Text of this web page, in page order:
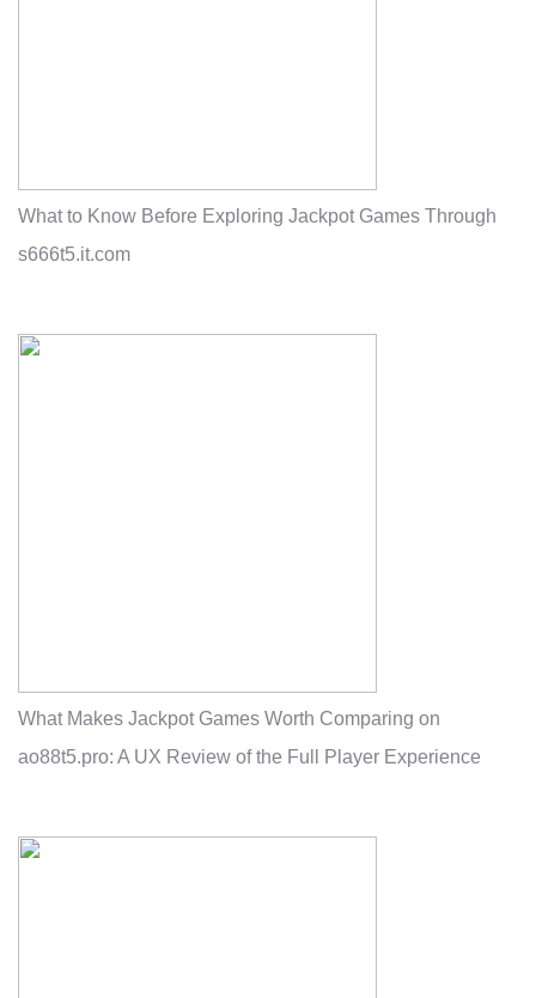
What to Know Before Exploring Jackpot Games Through
s666t5.it.com
What Makes Jackpot Games Worth Comparing on
ao88t5.pro: A UX Review of the Full Player Experience